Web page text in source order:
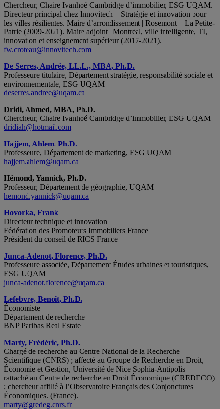
Chercheur, Chaire Ivanhoé Cambridge d’immobilier, ESG UQAM.
Directeur principal chez Innovitech – Stratégie et innovation pour
les villes résilientes. Maire d’arrondissement | Rosemont – La Petite-
Patrie (2009-2021). Maire adjoint | Montréal, ville intelligente, TI,
innovation et enseignement supérieur (2017-2021).
fw.croteau@innovitech.com
De Serres, Andrée, LL.L., MBA, Ph.D.
Professeure titulaire, Département stratégie, responsabilité sociale et
environnementale, ESG UQAM
deserres.andree@uqam.ca
Dridi, Ahmed, MBA, Ph.D.
Chercheur, Chaire Ivanhoé Cambridge d’immobilier, ESG UQAM
dridiah@hotmail.com
Hajjem, Ahlem, Ph.D.
Professeure, Département de marketing, ESG UQAM
hajjem.ahlem@uqam.ca
Hémond, Yannick, Ph.D.
Professeur, Département de géographie, UQAM
hemond.yannick@uqam.ca
Hovorka, Frank
Directeur technique et innovation
Fédération des Promoteurs Immobiliers France
Président du conseil de RICS France
Junca-Adenot, Florence, Ph.D.
Professeure associée, Département Études urbaines et touristiques,
ESG UQAM
junca-adenot.florence@uqam.ca
Lefebvre, Benoit, Ph.D.
Économiste
Département de recherche
BNP Paribas Real Estate
Marty, Frédéric, Ph.D.
Chargé de recherche au Centre National de la Recherche
Scientifique (CNRS) ; affecté au Groupe de Recherche en Droit,
Économie et Gestion, Université de Nice Sophia-Antipolis –
rattaché au Centre de recherche en Droit Économique (CREDECO)
; chercheur affilié à l’Observatoire Français des Conjonctures
Économiques. (France).
marty@gredeg.cnrs.fr